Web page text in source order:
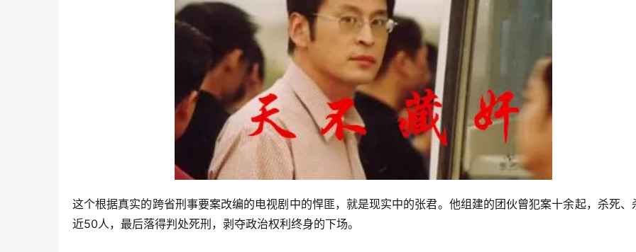
这个根据真实的跨省刑事要案改编的电视剧中的悍匪，就是现实中的张君。他组建的团伙曾犯案十余起，杀死、
近50人，最后落得判处死刑，剥夺政治权利终身的下场。